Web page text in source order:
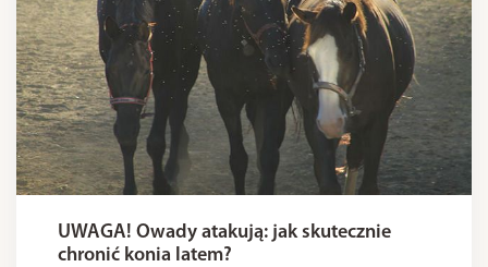
UWAGA! Owady atakują: jak skutecznie
chronić konia latem?